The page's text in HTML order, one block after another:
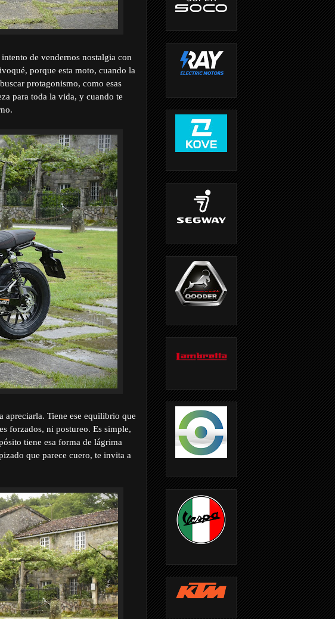
de vendernos nostalgia con
porque esta moto, cuando la
protagonismo, como esas
para toda la vida, y cuando te
apreciarla. Tiene ese equilibrio que
forzados, ni postureo. Es simple,
tiene esa forma de lágrima
que parece cuero, te invita a